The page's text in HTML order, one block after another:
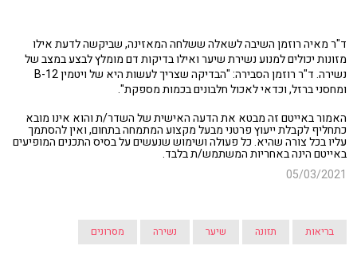
ד"ר מאיה רוזמן השיבה לשאלה ששלחה המאזינה, שביקשה לדעת אילו
מזונות יכולים למנוע נשירת שיער ואילו בדיקות דם מומלץ לבצע במצב של
נשירה. ד"ר רוזמן הסבירה: "הבדיקה שצריך לעשות היא של ויטמין B-12
ומחסני ברזל, וכדאי לאכול חלבונים בכמות מספקת".
האמור באייטם זה מבטא את הדעה האישית של השדר/ת והוא אינו מובא
כתחליף לקבלת ייעוץ פרטני מבעל מקצוע המתמחה בתחום, ואין להסתמך
עליו בכל צורה שהיא. כל פעולה ושימוש שנעשים על בסיס התכנים המופיעים
באייטם הינה באחריות המשתמש/ת בלבד.
05/03/2021
בריאות תזונה שיער נשירה מסרונים